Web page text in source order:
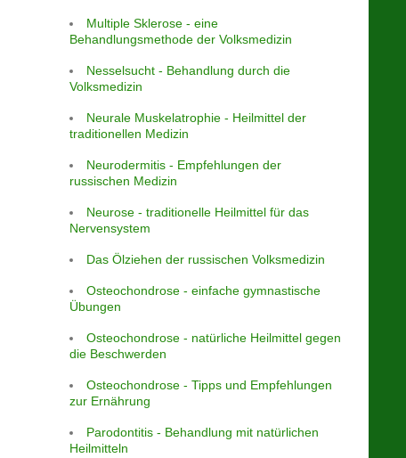
Multiple Sklerose - eine
Behandlungsmethode der Volksmedizin
Nesselsucht - Behandlung durch die
Volksmedizin
Neurale Muskelatrophie - Heilmittel der
traditionellen Medizin
Neurodermitis - Empfehlungen der
russischen Medizin
Neurose - traditionelle Heilmittel für das
Nervensystem
Das Ölziehen der russischen Volksmedizin
Osteochondrose - einfache gymnastische
Übungen
Osteochondrose - natürliche Heilmittel gegen
die Beschwerden
Osteochondrose - Tipps und Empfehlungen
zur Ernährung
Parodontitis - Behandlung mit natürlichen
Heilmitteln